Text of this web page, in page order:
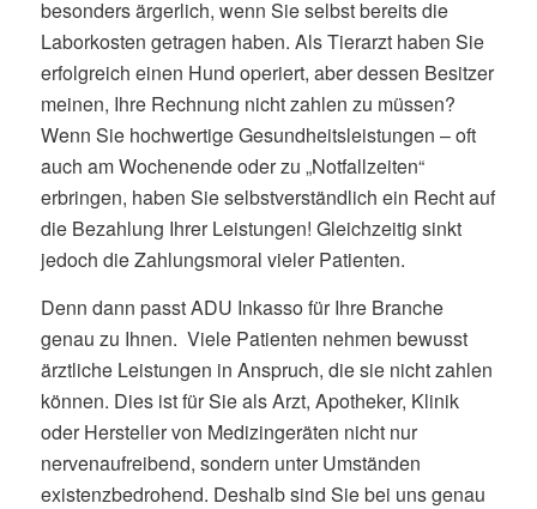
besonders ärgerlich, wenn Sie selbst bereits die
Laborkosten getragen haben. Als Tierarzt haben Sie
erfolgreich einen Hund operiert, aber dessen Besitzer
meinen, Ihre Rechnung nicht zahlen zu müssen?
Wenn Sie hochwertige Gesundheitsleistungen – oft
auch am Wochenende oder zu „Notfallzeiten“
erbringen, haben Sie selbstverständlich ein Recht auf
die Bezahlung Ihrer Leistungen! Gleichzeitig sinkt
jedoch die Zahlungsmoral vieler Patienten.
Denn dann passt ADU Inkasso für Ihre Branche
genau zu Ihnen. Viele Patienten nehmen bewusst
ärztliche Leistungen in Anspruch, die sie nicht zahlen
können. Dies ist für Sie als Arzt, Apotheker, Klinik
oder Hersteller von Medizingeräten nicht nur
nervenaufreibend, sondern unter Umständen
existenzbedrohend. Deshalb sind Sie bei uns genau